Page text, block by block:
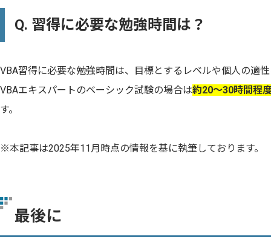
Q. 習得に必要な勉強時間は？
VBA習得に必要な勉強時間は、目標とするレベルや個人の適
VBAエキスパートのベーシック試験の場合は約20〜30時間程
す。
※本記事は2025年11月時点の情報を基に執筆しております。
最後に